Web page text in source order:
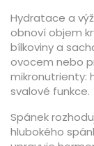
Hydratace a
obnoví objem
bílkoviny a
ovocem nebo
mikronutrienty:
svalové funkce.
Spánek
hlubokého